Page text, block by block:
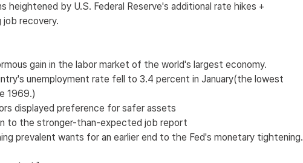
heightened by U.S. Federal Reserve's additional rate hikes +
job recovery.
gain in the labor market of the world's largest economy.
unemployment rate fell to 3.4 percent in January(the lowest
1969.)
displayed preference for safer assets
to the stronger-than-expected job report
prevalent wants for an earlier end to the Fed's monetary tightening.